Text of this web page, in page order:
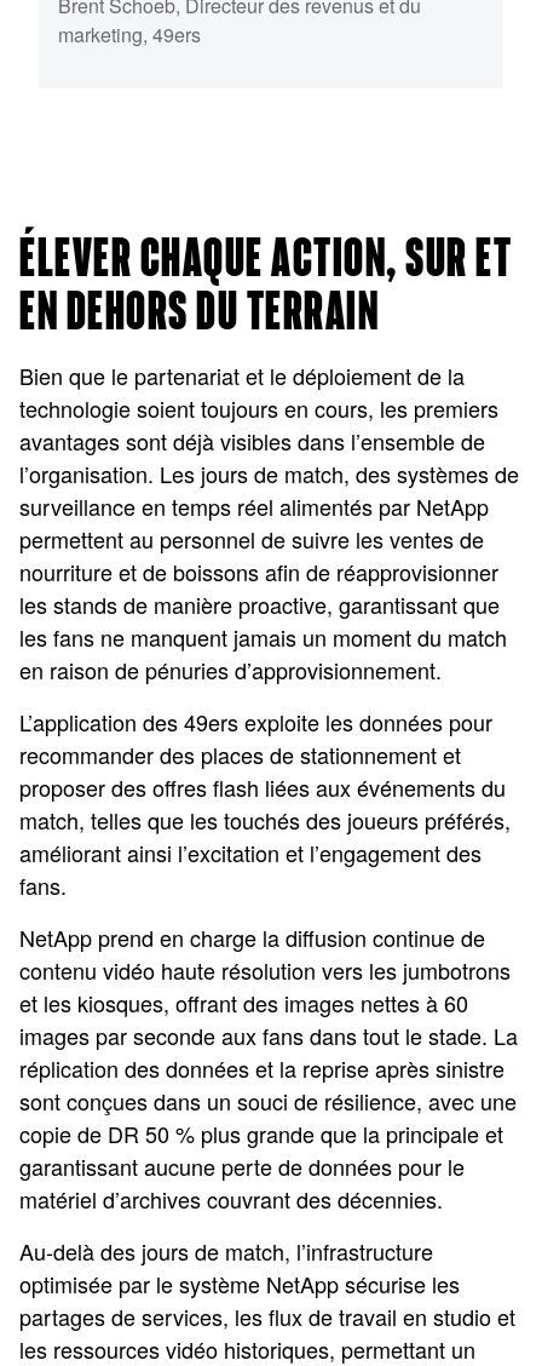
marketing, 49ers
ÉLEVER CHAQUE ACTION, SUR ET
EN DEHORS DU TERRAIN
Bien que le partenariat et le déploiement de la
technologie soient toujours en cours, les premiers
avantages sont déjà visibles dans l’ensemble de
l’organisation. Les jours de match, des systèmes de
surveillance en temps réel alimentés par NetApp
permettent au personnel de suivre les ventes de
nourriture et de boissons afin de réapprovisionner
les stands de manière proactive, garantissant que
les fans ne manquent jamais un moment du match
en raison de pénuries d’approvisionnement.
L’application des 49ers exploite les données pour
recommander des places de stationnement et
proposer des offres flash liées aux événements du
match, telles que les touchés des joueurs préférés,
améliorant ainsi l’excitation et l’engagement des
fans.
NetApp prend en charge la diffusion continue de
contenu vidéo haute résolution vers les jumbotrons
et les kiosques, offrant des images nettes à 60
images par seconde aux fans dans tout le stade. La
réplication des données et la reprise après sinistre
sont conçues dans un souci de résilience, avec une
copie de DR 50 % plus grande que la principale et
garantissant aucune perte de données pour le
matériel d’archives couvrant des décennies.
Au-delà des jours de match, l’infrastructure
optimisée par le système NetApp sécurise les
partages de services, les flux de travail en studio et
les ressources vidéo historiques, permettant un